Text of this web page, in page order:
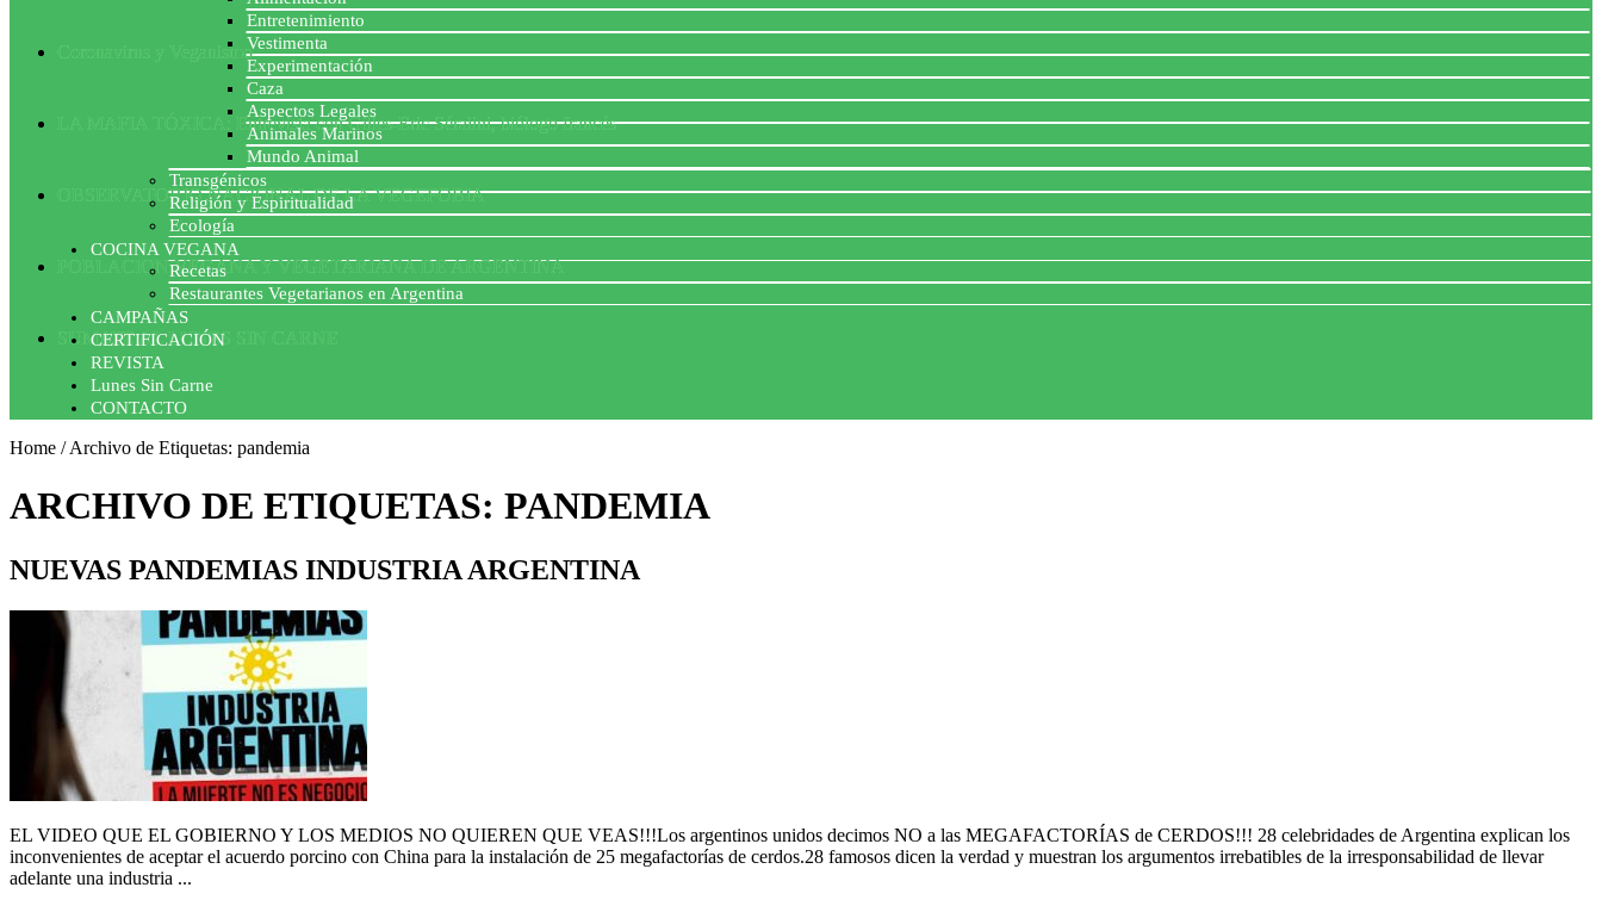
Coronavirus y Veganismo
LA MAFIA TÓXICA: Entrevista con Gilles-Eric Séralini, biólogo francés
OBSERVATORIO NACIONAL DE LA VEGEFOBIA
POBLACION VEGANA Y VEGETARIANA DE ARGENTINA
SUMATE AL LUNES SIN CARNE
Entretenimiento
Vestimenta
Experimentación
Caza
Aspectos Legales
Animales Marinos
Mundo Animal
Transgénicos
Religión y Espiritualidad
Ecología
COCINA VEGANA
Recetas
Restaurantes Vegetarianos en Argentina
CAMPAÑAS
CERTIFICACIÓN
REVISTA
Lunes Sin Carne
CONTACTO
Home /Archivo de Etiquetas: pandemia
ARCHIVO DE ETIQUETAS: PANDEMIA
NUEVAS PANDEMIAS INDUSTRIA ARGENTINA
EL VIDEO QUE EL GOBIERNO Y LOS MEDIOS NO QUIEREN QUE VEAS!!!Los argentinos unidos decimos NO a las MEGAFACTORÍAS de CERDOS!!! 28 celebridades de Argentina explican los
inconvenientes de aceptar el acuerdo porcino con China para la instalación de 25 megafactorías de cerdos.28 famosos dicen la verdad y muestran los argumentos irrebatibles de la irresponsabilidad de llevar
adelante una industria ...